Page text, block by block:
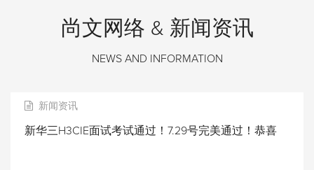
尚文网络 & 新闻资讯
NEWS AND INFORMATION
新闻资讯
新华三H3CIE面试考试通过！7.29号完美通过！恭喜